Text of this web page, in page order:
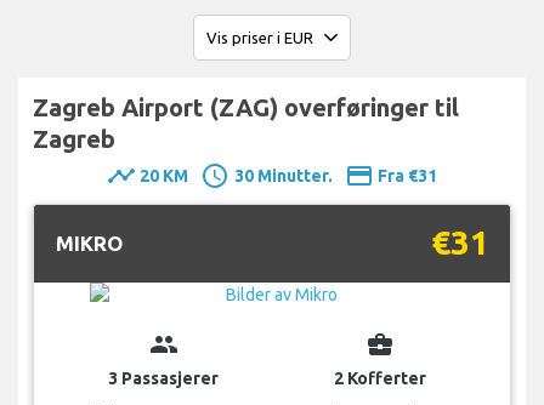
Zagreb Airport (ZAG) overføringer til
Zagreb
timeline 20 KM schedule 30 Minutter. payment Fra €31
MIKRO €31
group
3 Passasjerer
business_center
2 Kofferter